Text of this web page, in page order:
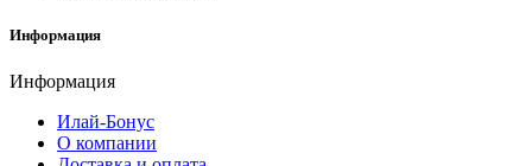
Информация
Информация
Илай-Бонус
О компании